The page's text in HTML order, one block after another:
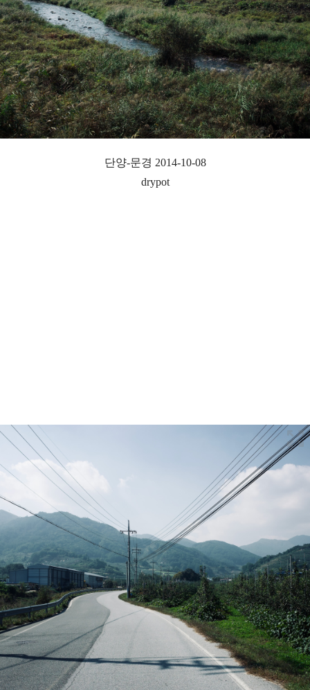
단양-문경 2014-10-08
drypot